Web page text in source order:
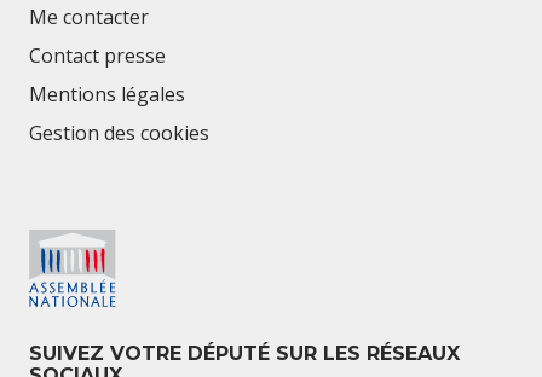
Me contacter
Contact presse
Mentions légales
Gestion des cookies
SUIVEZ VOTRE DÉPUTÉ SUR LES RÉSEAUX